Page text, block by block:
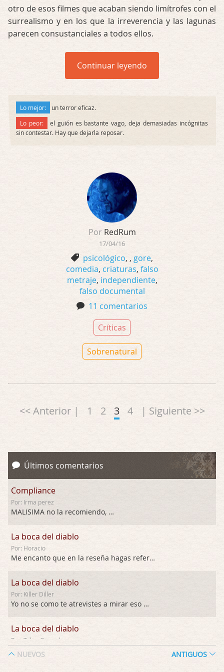
otro de esos filmes que acaban siendo limítrofes con el
surrealismo y en los que la irreverencia y las lagunas
parecen consustanciales a todos ellos.
Continuar leyendo
Lo mejor:
un terror eficaz.
Lo peor:
el guión es bastante vago, deja demasiadas incógnitas
sin contestar. Hay que dejarla reposar.
Por RedRum
17/04/16
psicológico, , gore,
comedia, criaturas, falso
metraje, independiente,
falso documental
11 comentarios
Críticas
Sobrenatural
<< Anterior | 1 2 3 4 | Siguiente >>
Últimos comentarios
Compliance
Por: Irma perez
MALISIMA no la recomiendo, …
La boca del diablo
Por: Horacio
Me encanto que en la reseña hagas referen …
La boca del diablo
Por: Killer Diller
Yo no se como te atrevistes a mirar eso …
La boca del diablo
Por: Talan Gwynek
NUEVOS ANTIGUOS